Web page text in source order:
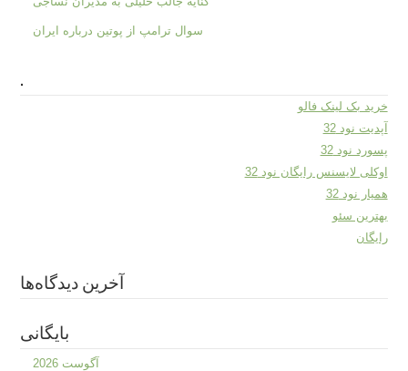
سوال ترامپ از پوتین درباره ایران
.
خرید بک لینک فالو
آپدیت نود 32
پسورد نود 32
اوکلی لایسنس رایگان نود 32
همیار نود 32
بهترین سئو
رایگان
آخرین دیدگاه‌ها
بایگانی
آگوست 2026